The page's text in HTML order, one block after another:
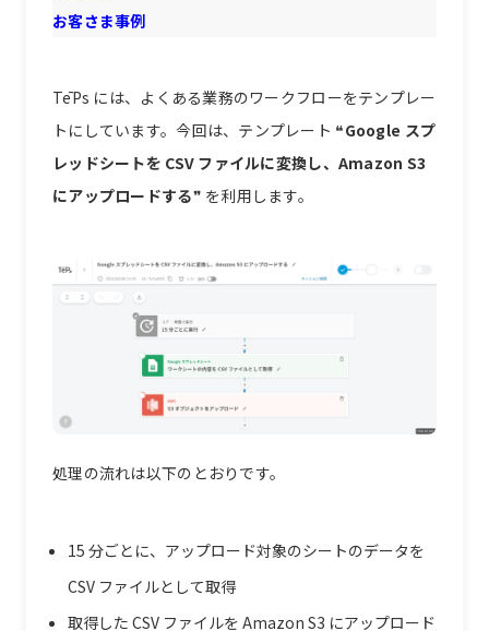
お客さま事例
TēPs には、よくある業務のワークフローをテンプレー
トにしています。今回は、テンプレート ❝Google スプ
レッドシートを CSV ファイルに変換し、Amazon S3
にアップロードする❞ を利用します。
処理の流れは以下のとおりです。
15 分ごとに、アップロード対象のシートのデータを
CSV ファイルとして取得
取得した CSV ファイルを Amazon S3 にアップロード